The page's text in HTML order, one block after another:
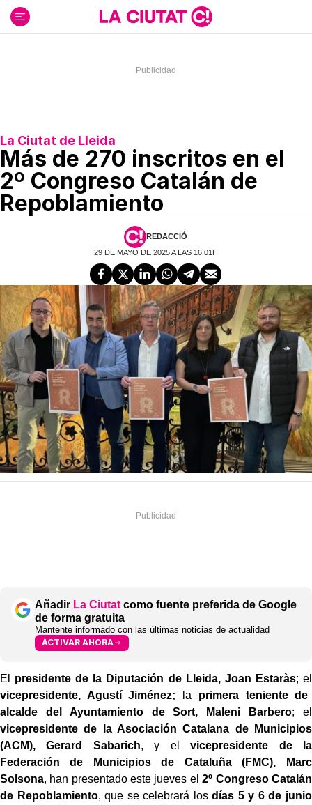
contenido
La Ciutat de Lleida
Más de 270 inscritos en el
2º Congreso Catalán de
Repoblamiento
REDACCIÓ
29 DE MAYO DE 2025 A LAS 16:01H
Añadir La Ciutat como fuente preferida de Google
de forma gratuita
Mantente informado con las últimas noticias de actualidad
ACTIVAR AHORA
El presidente de la Diputación de Lleida, Joan Estaràs; el
vicepresidente, Agustí Jiménez; la primera teniente de
alcalde del Ayuntamiento de Sort, Maleni Barbero; el
vicepresidente de la Asociación Catalana de Municipios
(ACM), Gerard Sabarich, y elvicepresidente de la
Federación de Municipios de Cataluña (FMC), Marc
Solsona, han presentado este jueves el2º Congreso Catalán
de Repoblamiento, que se celebrará losdías 5 y 6 de junio